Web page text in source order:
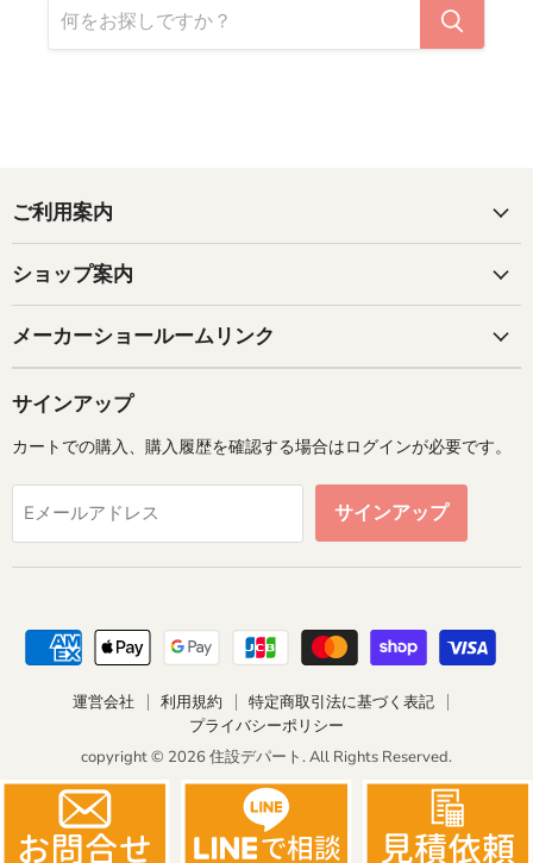
ご利用案内
ショップ案内
メーカーショールームリンク
サインアップ
カートでの購入、購入履歴を確認する場合はログインが必要です。
Eメールアドレス サインアップ
運営会社 利用規約
特定商取引法に基づく表記
プライバシーポリシー
copyright © 2026 住設デパート. All Rights Reserved.